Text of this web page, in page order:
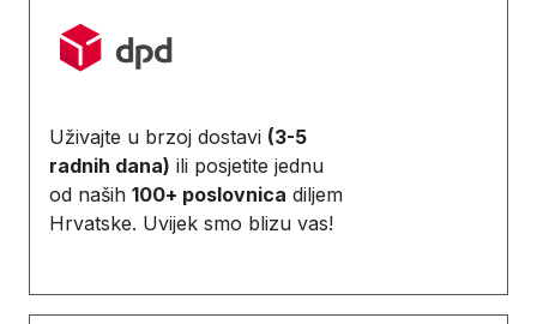
Uživajte u brzoj dostavi (3-5
radnih dana) ili posjetite jednu
od naših 100+ poslovnica diljem
Hrvatske. Uvijek smo blizu vas!